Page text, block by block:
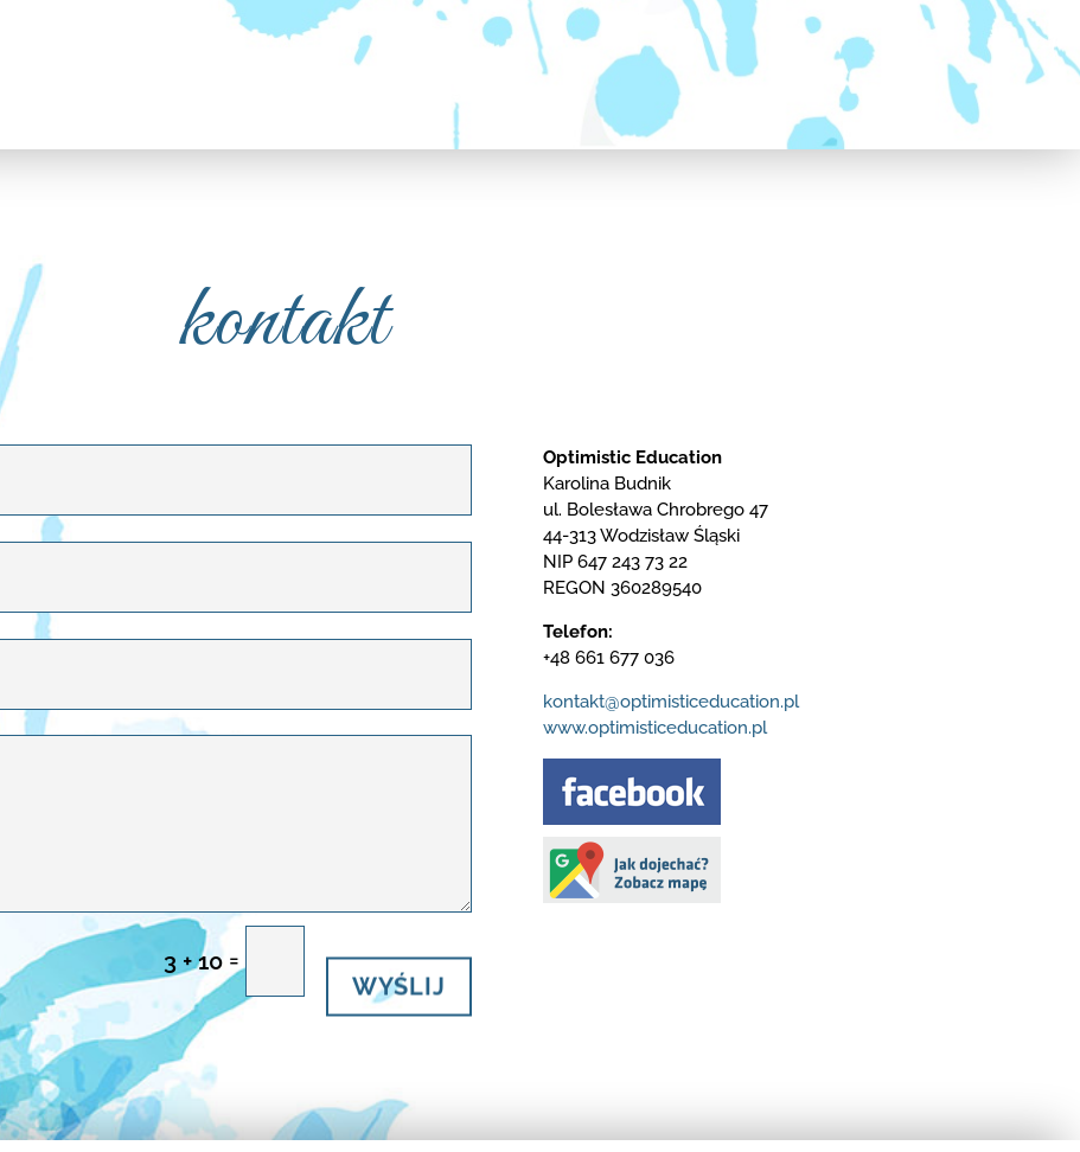
kontakt
3 + 10 =
WYŚLIJ
Optimistic Education
Karolina Budnik
ul. Bolesława Chrobrego 47
44-313 Wodzisław Śląski
NIP 647 243 73 22
REGON 360289540
Telefon:
+48 661 677 036
kontakt@optimisticeducation.pl
www.optimisticeducation.pl